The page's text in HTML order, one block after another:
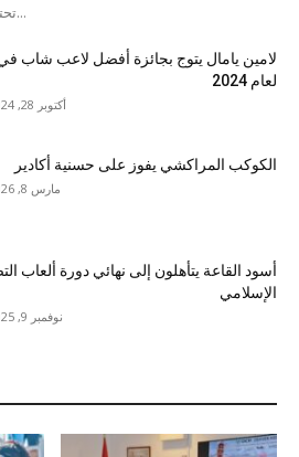
(MSE)، تحتضن المحطة السياحية...
لامين يامال يتوج بجائزة أفضل لاعب شاب في
لعام 2024
أكتوبر 28, 2024 21:57
الكوكب المراكشي يفوز على حسنية أكادير
مارس 8, 2026 04:05
أسود القاعة يتأهلون إلى نهائي دورة ألعاب
الإسلامي
نوفمبر 9, 2025 20:09